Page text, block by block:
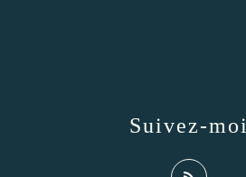
Suivez-moi